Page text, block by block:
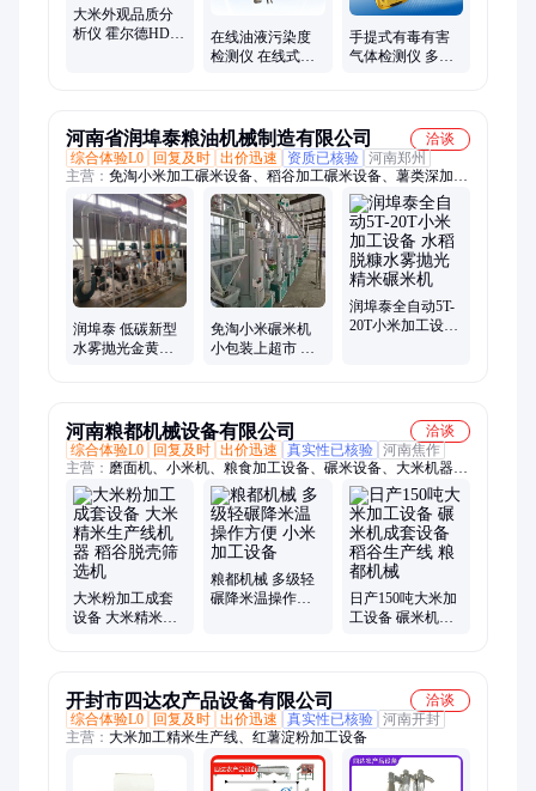
空分析仪、激光测距测高仪、冻力测试仪
大米外观品质分
析仪 霍尔德HD-
在线油液污染度
检测仪 在线式液
手提式有毒有害
气体检测仪 多功
河南省润埠泰粮油机械制造有限公司
洽谈
综合体验L0
回复及时 出价迅速 资质已核验 河南郑州
主营： 免淘小米加工碾米设备、稻谷加工碾米设备、薯类深加工
成套设备、红薯淀粉粉条机器、空气能干燥机、食品烘干设备、
果蔬海鲜烘干、粮食烘干塔、动物油熬炼锅、动物油加工设备、
大型榨油机、食用油浸出精炼油设备、玉米糁面加工设备、石磨
面粉机、小型磨面粉机、大型面粉加工制粉生产线
润埠泰 低碳新型
水雾抛光金黄小
免淘小米碾米机
小包装上超市 荞
润埠泰全自动5T-
20T小米加工设备
河南粮都机械设备有限公司
洽谈
综合体验L0
回复及时 出价迅速 真实性已核验 河南焦作
主营： 磨面机、小米机、粮食加工设备、碾米设备、大米机器、
大米加工、小麦加工、面粉设备、石磨面粉机、砂辊碾米机、小
米碾米机、稻谷碾米机、组合碾米机、碾米抛光机、小型面粉
厂、米饭生产线、大米成套设备、谷子碾米机械、小麦制粉设
备、小米生产设备、中型水稻大米、新型小米加工、稻谷碾米生
产线、机械流水线谷子
大米粉加工成套
设备 大米精米生
粮都机械 多级轻
碾降米温操作方
日产150吨大米加
工设备 碾米机成
开封市四达农产品设备有限公司
洽谈
综合体验L0
回复及时 出价迅速 真实性已核验 河南开封
主营： 大米加工精米生产线、红薯淀粉加工设备